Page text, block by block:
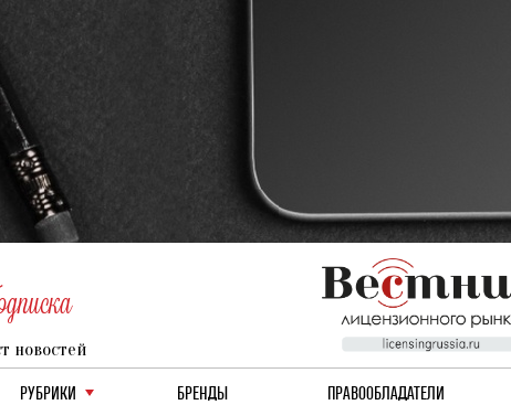
новостей
РУБРИКИ БРЕНДЫ ПРАВООБЛАДАТЕЛИ